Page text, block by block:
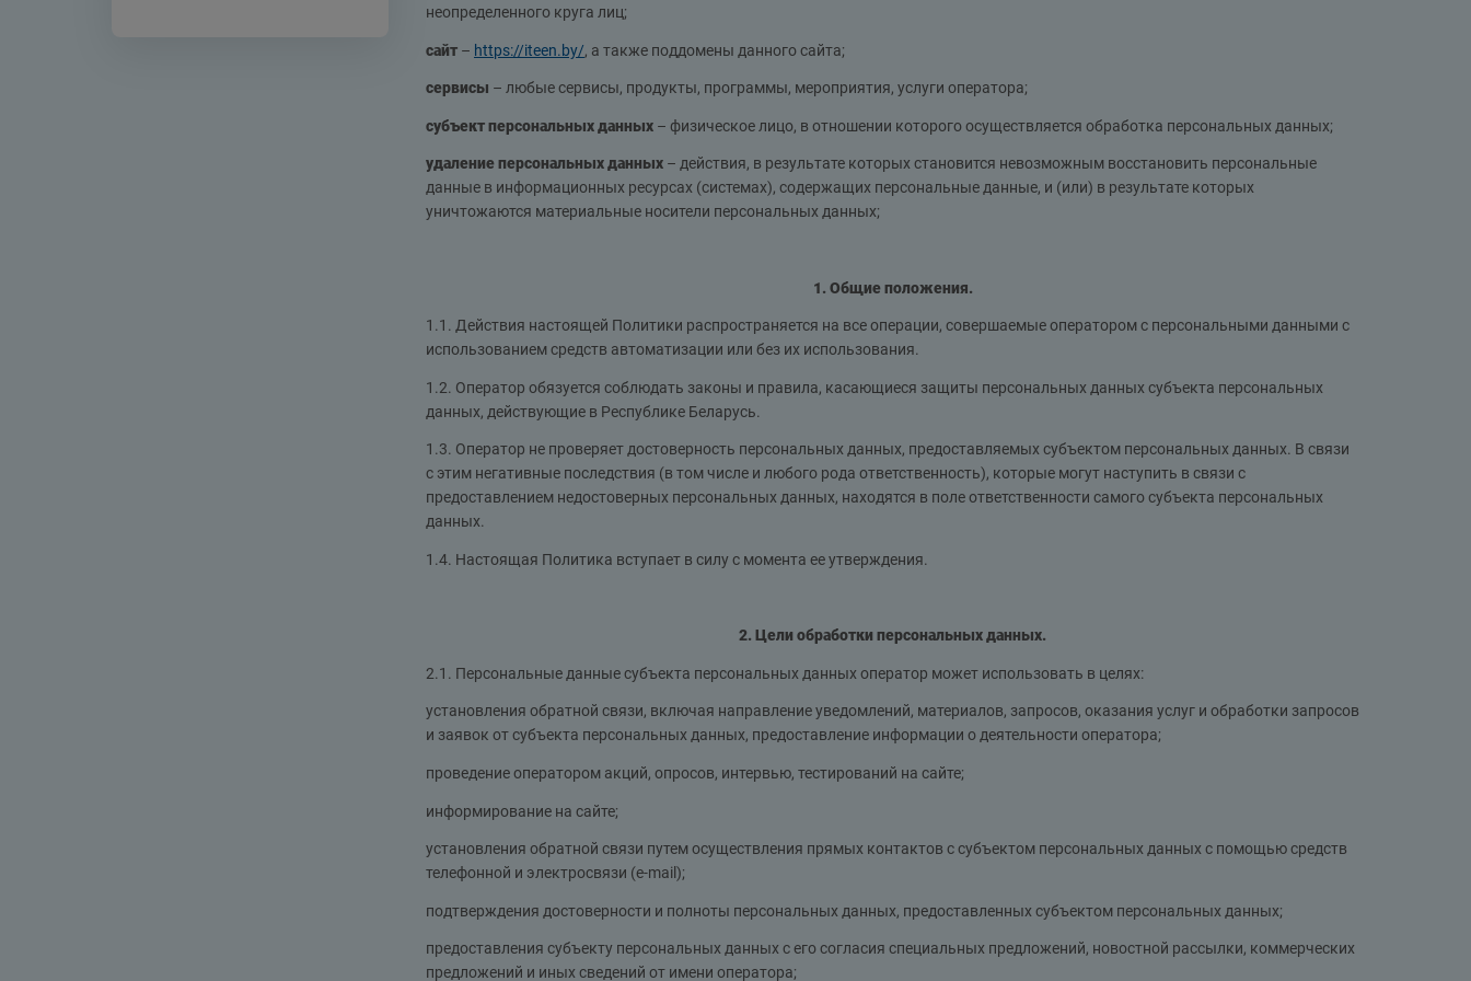
неопределенного круга лиц;
сайт – https://iteen.by/, а также поддомены данного сайта;
сервисы – любые сервисы, продукты, программы, мероприятия, услуги оператора;
субъект персональных данных – физическое лицо, в отношении которого осуществляется обработка персональных данных;
удаление персональных данных – действия, в результате которых становится невозможным восстановить персональные
данные в информационных ресурсах (системах), содержащих персональные данные, и (или) в результате которых
уничтожаются материальные носители персональных данных;
1. Общие положения.
1.1. Действия настоящей Политики распространяется на все операции, совершаемые оператором с персональными данными с
использованием средств автоматизации или без их использования.
1.2. Оператор обязуется соблюдать законы и правила, касающиеся защиты персональных данных субъекта персональных
данных, действующие в Республике Беларусь.
1.3. Оператор не проверяет достоверность персональных данных, предоставляемых субъектом персональных данных. В связи
с этим негативные последствия (в том числе и любого рода ответственность), которые могут наступить в связи с
предоставлением недостоверных персональных данных, находятся в поле ответственности самого субъекта персональных
данных.
1.4. Настоящая Политика вступает в силу с момента ее утверждения.
2. Цели обработки персональных данных.
2.1. Персональные данные субъекта персональных данных оператор может использовать в целях:
установления обратной связи, включая направление уведомлений, материалов, запросов, оказания услуг и обработки запросов
и заявок от субъекта персональных данных, предоставление информации о деятельности оператора;
проведение оператором акций, опросов, интервью, тестирований на сайте;
информирование на сайте;
установления обратной связи путем осуществления прямых контактов с субъектом персональных данных с помощью средств
телефонной и электросвязи (e-mail);
подтверждения достоверности и полноты персональных данных, предоставленных субъектом персональных данных;
предоставления субъекту персональных данных с его согласия специальных предложений, новостной рассылки, коммерческих
предложений и иных сведений от имени оператора;